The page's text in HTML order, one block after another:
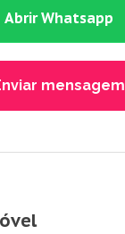
Abrir Whatsapp
mensagem